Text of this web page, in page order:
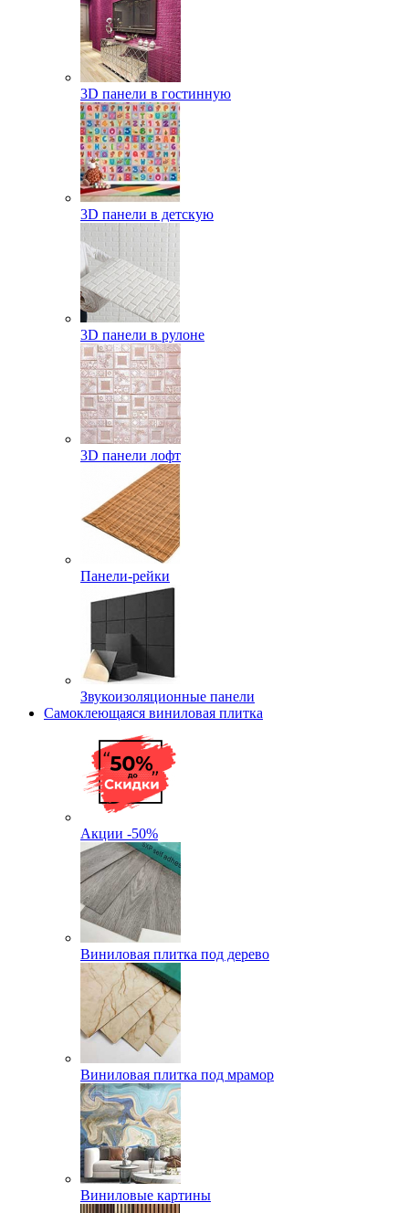
3D панели в гостинную
3D панели в детскую
3D панели в рулоне
3D панели лофт
Панели-рейки
Звукоизоляционные панели
Самоклеющаяся виниловая плитка
Акции -50%
Виниловая плитка под дерево
Виниловая плитка под мрамор
Виниловые картины